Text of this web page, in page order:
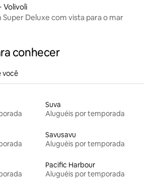
Volivoli
Deluxe com vista para o mar
conhecer
você
Suva
Aluguéis por temporada
Savusavu
Aluguéis por temporada
Pacific Harbour
Aluguéis por temporada